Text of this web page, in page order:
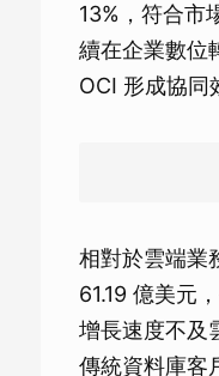
13%，符合市
續在企業數位
OCI 形成協同
相對於雲端業
61.19 億美元
增長速度不及
傳統資料庫客